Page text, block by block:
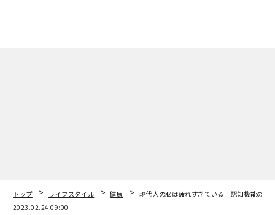
著者フォロー 記事を保存